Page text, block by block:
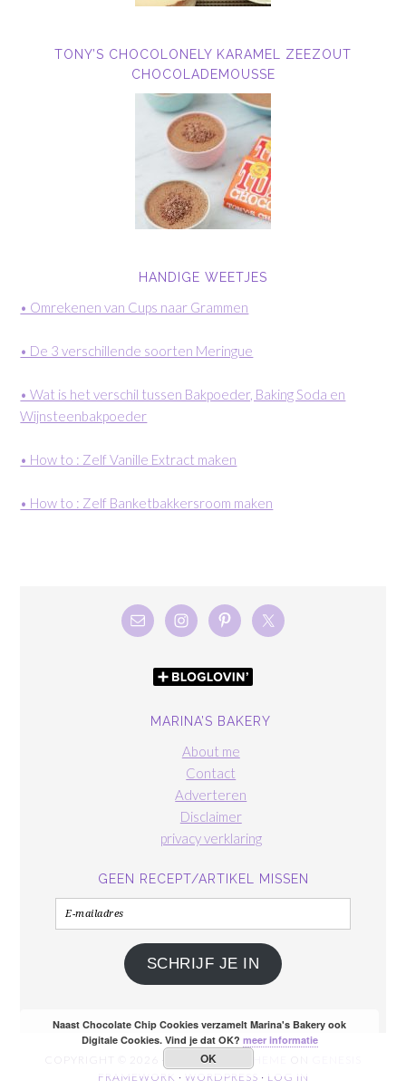
TONY’S CHOCOLONELY KARAMEL ZEEZOUT
CHOCOLADEMOUSSE
HANDIGE WEETJES
• Omrekenen van Cups naar Grammen
• De 3 verschillende soorten Meringue
• Wat is het verschil tussen Bakpoeder, Baking Soda en
Wijnsteenbakpoeder
• How to : Zelf Vanille Extract maken
• How to : Zelf Banketbakkersroom maken
MARINA’S BAKERY
About me
Contact
Adverteren
Disclaimer
privacy verklaring
GEEN RECEPT/ARTIKEL MISSEN
E-
mailadres
SCHRIJF JE IN
COPYRIGHT © 2026 · FOODIE PRO THEME
FRAMEWORK · WORDPRESS · LOG IN
Naast Chocolate Chip Cookies verzamelt Marina's Bakery ook
Digitale Cookies. Vind je dat OK? meer informatie
OK